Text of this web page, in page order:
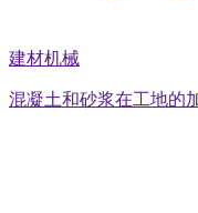
建材机械
混凝土和砂浆在工地的